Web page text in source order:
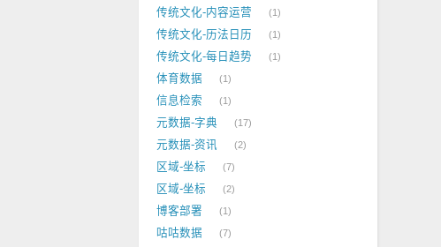
传统文化-内容运营 1
传统文化-历法日历 1
传统文化-每日趋势 1
体育数据 1
信息检索 1
元数据-字典 17
元数据-资讯 2
区域-坐标 7
区域-坐标 2
博客部署 1
咕咕数据 7